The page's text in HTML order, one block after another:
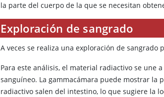
la parte del cuerpo de la que se necesitan
Exploración de sangrado
A veces se realiza una exploración de
Para este análisis, el material radiactivo se une
sanguíneo. La gammacámara puede mostrar la
radiactivo salen del intestino, lo que sugiere la